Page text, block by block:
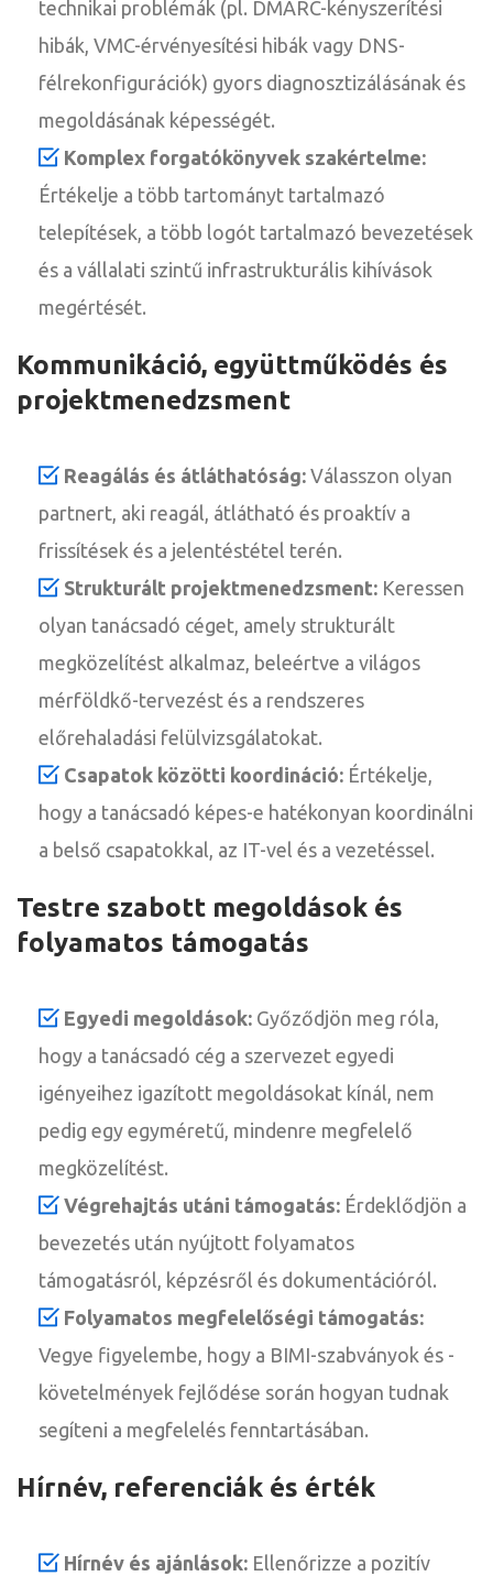
technikai problémák (pl. DMARC-kényszerítési
hibák, VMC-érvényesítési hibák vagy DNS-
félrekonfigurációk) gyors diagnosztizálásának és
megoldásának képességét.
Komplex forgatókönyvek szakértelme:
Értékelje a több tartományt tartalmazó
telepítések, a több logót tartalmazó bevezetések
és a vállalati szintű infrastrukturális kihívások
megértését.
Kommunikáció, együttműködés és
projektmenedzsment
Reagálás és átláthatóság: Válasszon olyan
partnert, aki reagál, átlátható és proaktív a
frissítések és a jelentéstétel terén.
Strukturált projektmenedzsment: Keressen
olyan tanácsadó céget, amely strukturált
megközelítést alkalmaz, beleértve a világos
mérföldkő-tervezést és a rendszeres
előrehaladási felülvizsgálatokat.
Csapatok közötti koordináció: Értékelje,
hogy a tanácsadó képes-e hatékonyan koordinálni
a belső csapatokkal, az IT-vel és a vezetéssel.
Testre szabott megoldások és
folyamatos támogatás
Egyedi megoldások: Győződjön meg róla,
hogy a tanácsadó cég a szervezet egyedi
igényeihez igazított megoldásokat kínál, nem
pedig egy egyméretű, mindenre megfelelő
megközelítést.
Végrehajtás utáni támogatás: Érdeklődjön a
bevezetés után nyújtott folyamatos
támogatásról, képzésről és dokumentációról.
Folyamatos megfelelőségi támogatás:
Vegye figyelembe, hogy a BIMI-szabványok és -
követelmények fejlődése során hogyan tudnak
segíteni a megfelelés fenntartásában.
Hírnév, referenciák és érték
Hírnév és ajánlások: Ellenőrizze a pozitív